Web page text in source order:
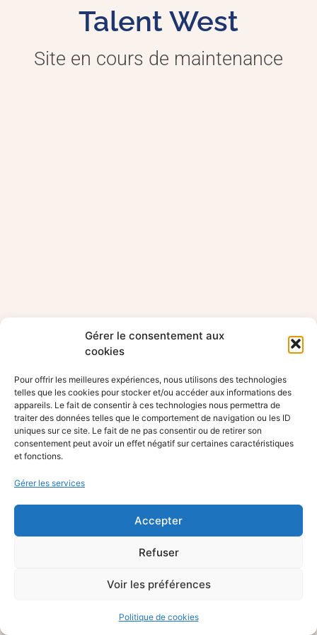
Gérer le consentement aux
cookies
Pour offrir les meilleures expériences, nous utilisons des technologies
telles que les cookies pour stocker et/ou accéder aux informations des
appareils. Le fait de consentir à ces technologies nous permettra de
traiter des données telles que le comportement de navigation ou les ID
uniques sur ce site. Le fait de ne pas consentir ou de retirer son
consentement peut avoir un effet négatif sur certaines caractéristiques
et fonctions.
Gérer les services
Accepter
Refuser
Voir les préférences
Politique de cookies
Talent West
Site en cours de maintenance